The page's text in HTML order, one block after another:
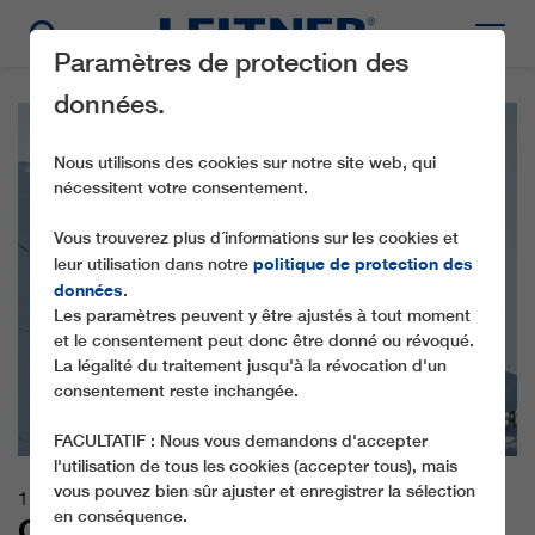
11.11.2019
Paramètres de protection des
données.
Nous utilisons des cookies sur notre site web, qui
nécessitent votre consentement.
Vous trouverez plus d´informations sur les cookies et
leur utilisation dans notre politique de protection des
données.
Les paramètres peuvent y être ajustés à tout moment
et le consentement peut donc être donné ou révoqué.
La légalité du traitement jusqu'à la révocation d'un
consentement reste inchangée.
FACULTATIF : Nous vous demandons d'accepter
l'utilisation de tous les cookies (accepter tous), mais
vous pouvez bien sûr ajuster et enregistrer la sélection
en conséquence.